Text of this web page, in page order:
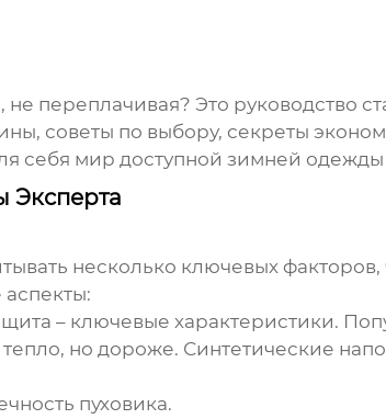
, не переплачивая? Это руководство
советы по выбору, секреты
себя мир доступной зимней
Эксперта
несколько ключевых
– ключевые характеристики.
но дороже. Синтетические
пуховика.